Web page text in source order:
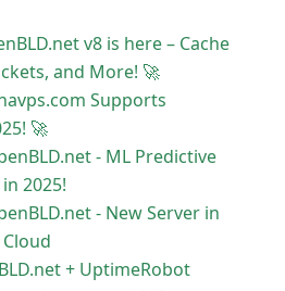
v8 is here – Cache
and More! 🚀
Supports
🚀
- ML Predictive
2025!
- New Server in
+ UptimeRobot